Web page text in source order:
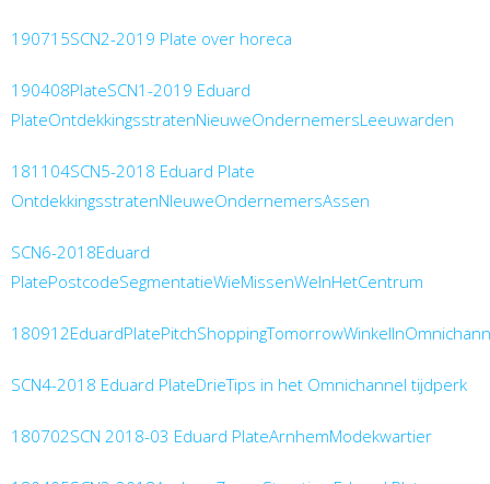
190715SCN2-2019 Plate over horeca
190408PlateSCN1-2019 Eduard
PlateOntdekkingsstratenNieuweOndernemersLeeuwarden
181104SCN5-2018 Eduard Plate
OntdekkingsstratenNIeuweOndernemersAssen
SCN6-2018Eduard
PlatePostcodeSegmentatieWieMissenWeInHetCentrum
SCN4-2018 Eduard PlateDrieTips in het Omnichannel tijdperk
180702SCN 2018-03 Eduard PlateArnhemModekwartier